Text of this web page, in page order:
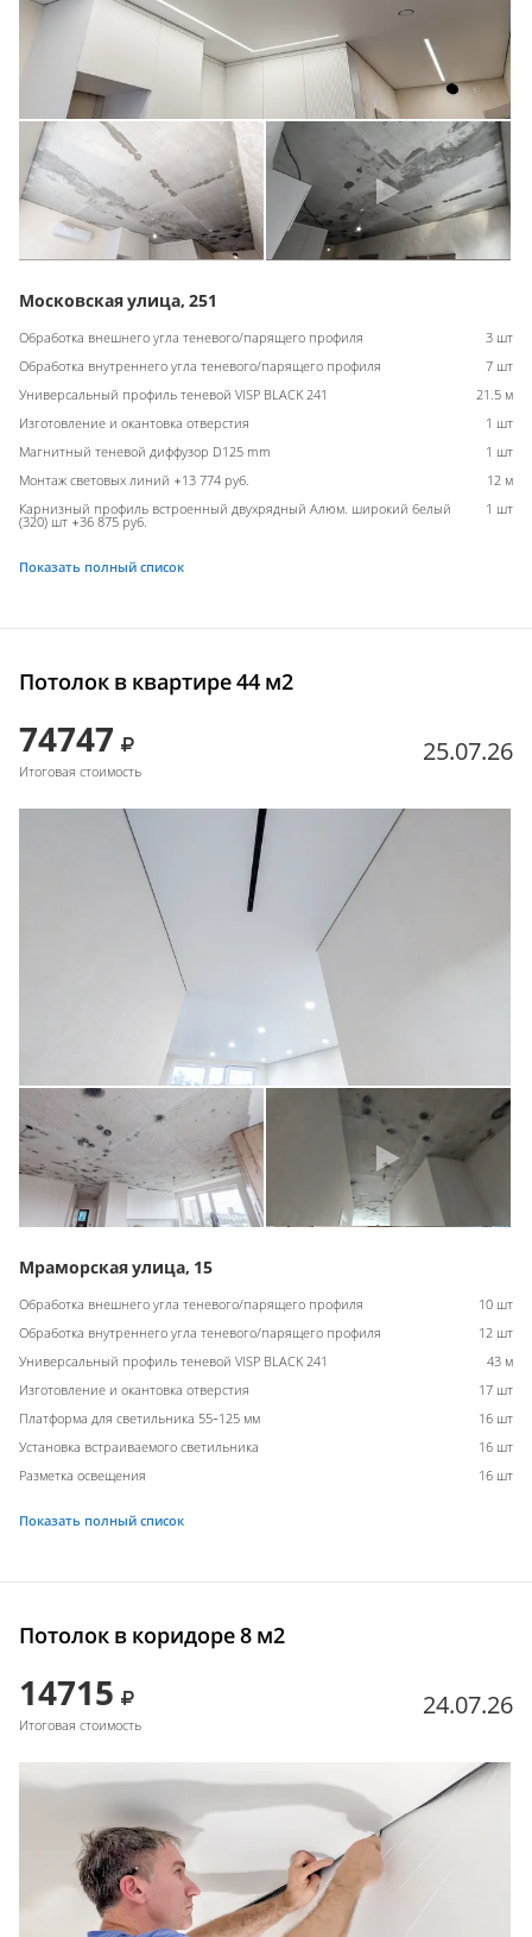
Московская улица, 251
Обработка внешнего угла теневого/парящего профиля
3 шт
Обработка внутреннего угла теневого/парящего профиля
7 шт
Универсальный профиль теневой VISP BLACK 241
21.5 м
Изготовление и окантовка отверстия
1 шт
Магнитный теневой диффузор D125 mm
1 шт
Монтаж световых линий +13 774 руб.
12 м
Карнизный профиль встроенный двухрядный Алюм. широкий белый
(320) шт +36 875 руб.
1 шт
Показать полный список
Потолок в квартире 44 м2
74747
Итоговая стоимость
25.07.26
Мраморская улица, 15
Обработка внешнего угла теневого/парящего профиля
10 шт
Обработка внутреннего угла теневого/парящего профиля
12 шт
Универсальный профиль теневой VISP BLACK 241
43 м
Изготовление и окантовка отверстия
17 шт
Платформа для светильника 55-125 мм
16 шт
Установка встраиваемого светильника
16 шт
Разметка освещения
16 шт
Показать полный список
Потолок в коридоре 8 м2
14715
Итоговая стоимость
24.07.26